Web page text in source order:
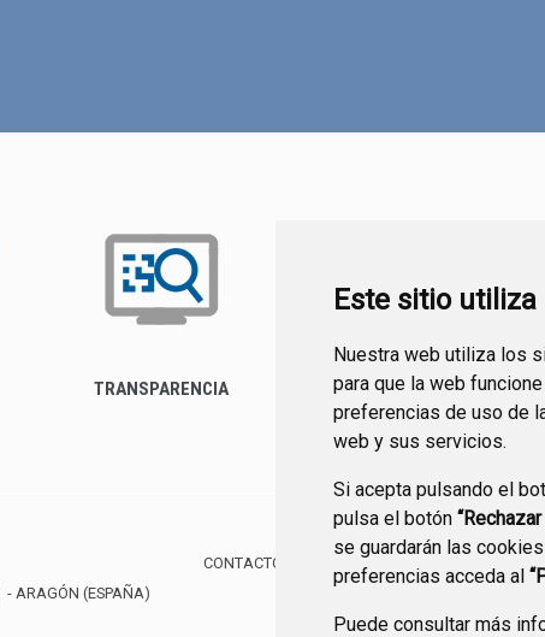
Este sitio
Nuestra web utiliza los
para que la web
preferencias de uso de
web y sus servicios.
Si acepta pulsando el
pulsa el botón
se guardarán las
preferencias acceda al
Puede consultar más
TRANSPARENCIA
FORMULARIO DE
CONTACTO
- ARAGÓN (ESPAÑA)
CONTACTO MAPA WEB